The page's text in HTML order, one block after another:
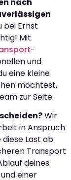
bei Ernst
Mit
-
und
eine kleine
möchtest,
zur Seite.
Wir
in Anspruch
Last ab.
Transport
deines
einer